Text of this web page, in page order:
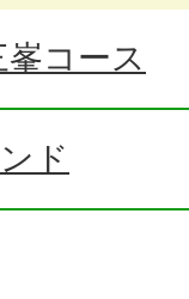
コース
ド